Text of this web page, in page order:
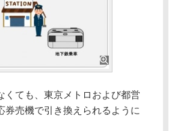
ても、東京メトロおよび都営
売機で引き換えられるように